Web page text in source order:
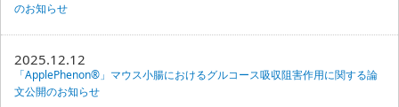
のお知らせ
2025.12.12
「ApplePhenon®」マウス小腸におけるグルコース吸収阻害作用に関する論
文公開のお知らせ